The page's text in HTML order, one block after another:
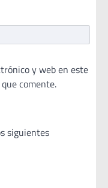
y web en este
comente.
siguientes